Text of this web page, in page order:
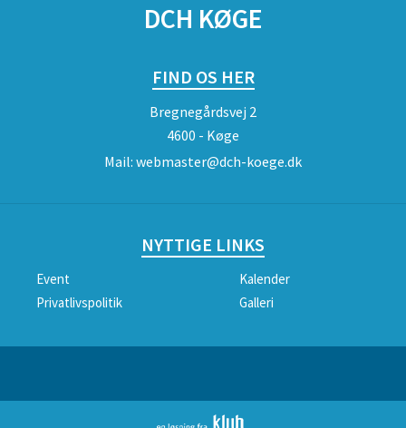
DCH KØGE
FIND OS HER
Bregnegårdsvej 2
4600 - Køge
Mail: webmaster@dch-koege.dk
NYTTIGE LINKS
Event
Kalender
Privatlivspolitik
Galleri